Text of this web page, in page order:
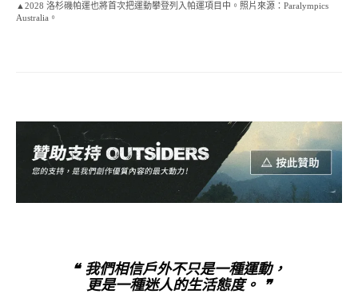
▲2028 洛杉磯帕運也將首次把運動攀登列入帕運項目中。照片來源：Paralympics
Australia。
❝ 我們相信戶外不只是一種運動，
更是一種迷人的生活態度。 ❞